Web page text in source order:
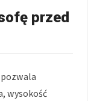
przed
wysokość